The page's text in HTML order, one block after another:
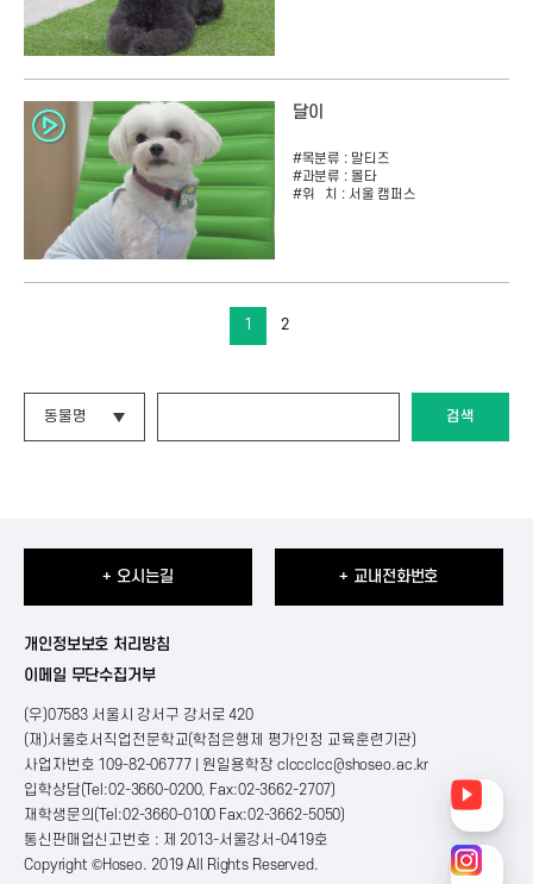
달이
#목분류 : 말티즈
#과분류 : 몰타
#위 치 : 서울 캠퍼스
1 2
검색
+ 오시는길 + 교내전화번호
개인정보보호 처리방침
이메일 무단수집거부
(우)07583 서울시 강서구 강서로 420
(재)서울호서직업전문학교(학점은행제 평가인정 교육훈련기관)
사업자번호 109-82-06777 | 원일용학장 clccclcc@shoseo.ac.kr
입학상담(Tel:02-3660-0200, Fax:02-3662-2707)
재학생문의(Tel:02-3660-0100 Fax:02-3662-5050)
통신판매업신고번호 : 제 2013-서울강서-0419호
Copyright ©Hoseo. 2019 All Rights Reserved.